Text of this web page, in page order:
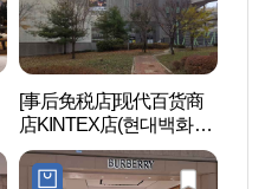
[事后免税店]现代百货商
店KINTEX店(현대백화점
킨텍스점)